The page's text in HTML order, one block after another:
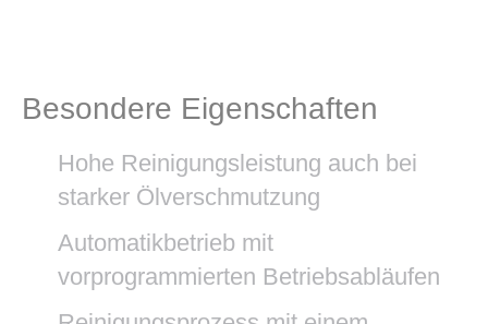
Besondere Eigenschaften
Hohe Reinigungsleistung auch bei
starker Ölverschmutzung
Automatikbetrieb mit
vorprogrammierten Betriebsabläufen